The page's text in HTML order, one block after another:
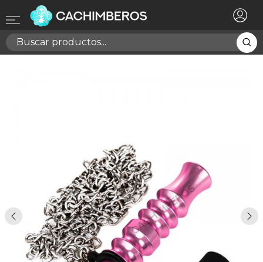
Registrarse ×
Necesitas hacer login para guardar productos en tu